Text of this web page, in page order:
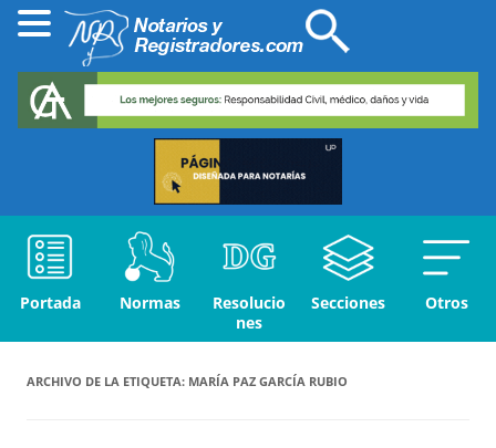
Portada Normas
Resolucio
nes
Secciones Otros
ARCHIVO DE LA ETIQUETA: MARÍA PAZ GARCÍA RUBIO